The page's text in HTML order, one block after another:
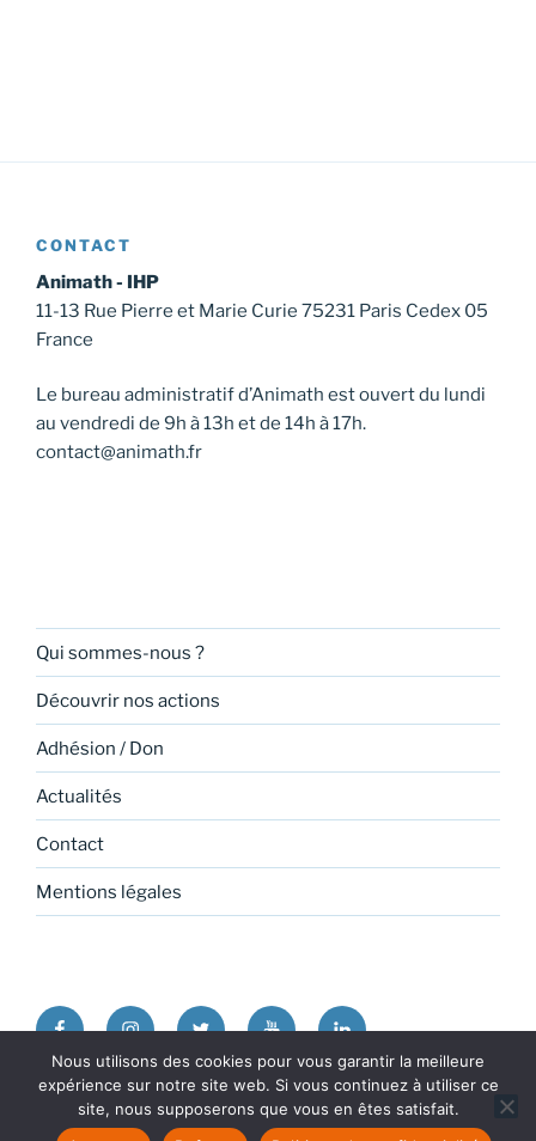
CONTACT
Animath - IHP
11-13 Rue Pierre et Marie Curie 75231 Paris Cedex 05
France
Le bureau administratif d’Animath est ouvert du lundi
au vendredi de 9h à 13h et de 14h à 17h.
contact@animath.fr
Qui sommes-nous ?
Découvrir nos actions
Adhésion / Don
Actualités
Contact
Mentions légales
FacebookInstagramTwitter YoutubeLinkedin
Politique de confidentialité
Fièrement propulsé par
WordPress
Nous utilisons des cookies pour vous garantir la meilleure
expérience sur notre site web. Si vous continuez à utiliser ce
site, nous supposerons que vous en êtes satisfait.